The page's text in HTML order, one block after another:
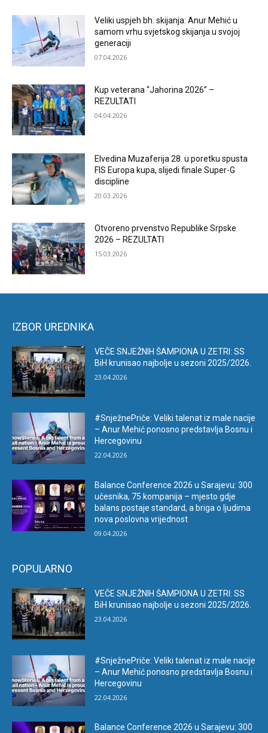
Veliki uspjeh bh. skijanja: Anur Mehić u
samom vrhu svjetskog skijanja u svojoj
generaciji
07.04.2026
Kup veterana “Jahorina 2026” –
REZULTATI
04.04.2026
Elvedina Muzaferija 28. u poretku spusta
FIS Europa kupa, slijedi finale Super-G
discipline
20.03.2026
Otvoreno prvenstvo Republike Srpske
2026 – REZULTATI
15.03.2026
IZBOR UREDNIKA
VEČE SNJEŽNIH ŠAMPIONA U ZETRI: SS
BiH krunisao najbolje u sezoni 2025/2026.
23.04.2026
#SnježnePriče: Veliki talenat iz male nacije
– Anur Mehić ponosno predstavlja Bosnu i
Hercegovinu
22.04.2026
Balance Conference 2026 u Sarajevu: 300
učesnika, 75 kompanija – mjesto gdje
balans postaje standard, a briga o ljudima
nova poslovna vrijednost
09.04.2026
POPULARNO
VEČE SNJEŽNIH ŠAMPIONA U ZETRI: SS
BiH krunisao najbolje u sezoni 2025/2026.
23.04.2026
#SnježnePriče: Veliki talenat iz male nacije
– Anur Mehić ponosno predstavlja Bosnu i
Hercegovinu
22.04.2026
Balance Conference 2026 u Sarajevu: 300